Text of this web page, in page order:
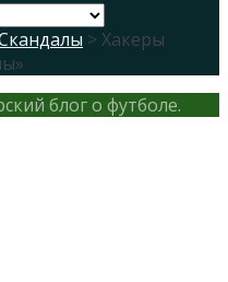
> Хакеры
блог о футболе.